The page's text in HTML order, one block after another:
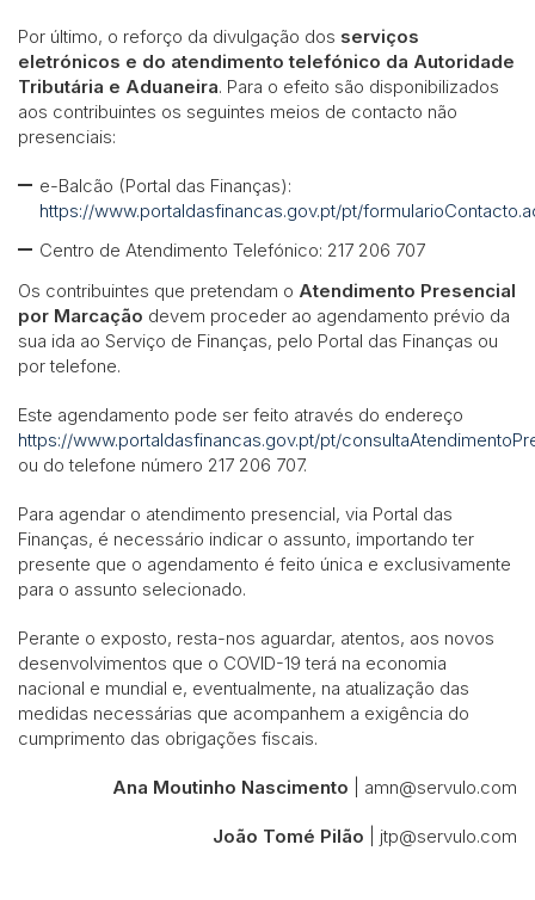
Por último, o reforço da divulgação dos serviços
eletrónicos e do atendimento telefónico da Autoridade
Tributária e Aduaneira. Para o efeito são disponibilizados
aos contribuintes os seguintes meios de contacto não
presenciais:
e-Balcão (Portal das Finanças):
https://www.portaldasfinancas.gov.pt/pt/
Centro de Atendimento Telefónico: 217 206 707
Os contribuintes que pretendam o Atendimento Presencial
por Marcação devem proceder ao agendamento prévio da
sua ida ao Serviço de Finanças, pelo Portal das Finanças ou
por telefone.
Este agendamento pode ser feito através do endereço
https://www.portaldasfinancas.gov.pt/pt/
ou do telefone número 217 206 707.
Para agendar o atendimento presencial, via Portal das
Finanças, é necessário indicar o assunto, importando ter
presente que o agendamento é feito única e exclusivamente
para o assunto selecionado.
Perante o exposto, resta-nos aguardar, atentos, aos novos
desenvolvimentos que o COVID-19 terá na economia
nacional e mundial e, eventualmente, na atualização das
medidas necessárias que acompanhem a exigência do
cumprimento das obrigações fiscais.
Ana Moutinho Nascimento | amn@servulo.com
João Tomé Pilão | jtp@servulo.com